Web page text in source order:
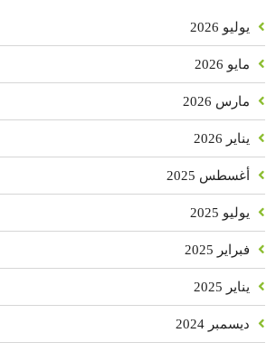
يوليو 2026
مايو 2026
مارس 2026
يناير 2026
أغسطس 2025
يوليو 2025
فبراير 2025
يناير 2025
ديسمبر 2024